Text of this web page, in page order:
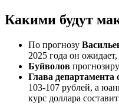
Какими будут
По прогнозу
2025 года он
Буйволов
Глава
103-107 рублей, а
курс доллара